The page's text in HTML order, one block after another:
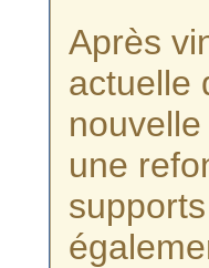
Après
actuelle
une